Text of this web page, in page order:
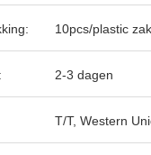
10pcs/plastic
2-3 dagen
T/T, Western